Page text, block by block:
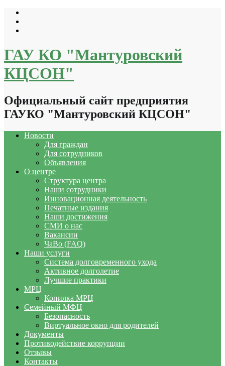
Перейти
содержимому
ГАУ КО "Мантуровский
КЦСОН"
Официальный сайт предприятия
ГАУКО "Мантуровский КЦСОН"
Новости
Для граждан
Для сотрудников
Объявления
О центре
Структура центра
Наши сотрудники
Инновационная деятельность
Печатные издания
Наши достижения
СМИ о нас
Вакансии
ЧаВо (FAQ)
Наши услуги
Система долговременного ухода
Активное долголетие
Лучшие практики
МРЦ
Копилка МРЦ
Семейный МФЦ
Безопасность
Виртуальное окно для родителей
Документы
Противодействие коррупции
Отзывы
Контакты